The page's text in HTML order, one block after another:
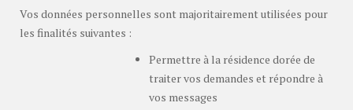
Vos données personnelles sont majoritairement utilisées pour
les finalités suivantes :
Permettre à la résidence dorée de
traiter vos demandes et répondre à
vos messages